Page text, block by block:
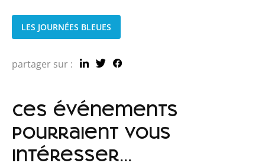
LES JOURNÉES BLEUES
partager sur :
ces événements
pourraient vous
intéresser...